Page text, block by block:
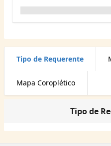
Tipo de Requerente
Mapa Coroplético
Tipo de